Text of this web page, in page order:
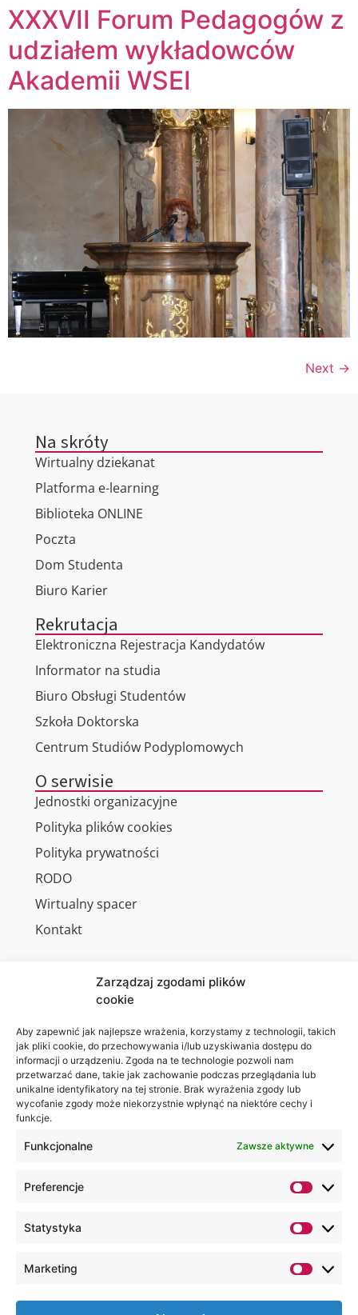
Zarządzaj zgodami plików
cookie
Aby zapewnić jak najlepsze wrażenia, korzystamy z technologii, takich
jak pliki cookie, do przechowywania i/lub uzyskiwania dostępu do
informacji o urządzeniu. Zgoda na te technologie pozwoli nam
przetwarzać dane, takie jak zachowanie podczas przeglądania lub
unikalne identyfikatory na tej stronie. Brak wyrażenia zgody lub
wycofanie zgody może niekorzystnie wpłynąć na niektóre cechy i
funkcje.
Funkcjonalne Zawsze aktywne
Preferencje
Statystyka
Marketing
XXXVII Forum Pedagogów z
udziałem wykładowców
Akademii WSEI
Next →
Na skróty
Wirtualny dziekanat
Platforma e-learning
Biblioteka ONLINE
Poczta
Dom Studenta
Biuro Karier
Rekrutacja
Elektroniczna Rejestracja Kandydatów
Informator na studia
Biuro Obsługi Studentów
Szkoła Doktorska
Centrum Studiów Podyplomowych
O serwisie
Jednostki organizacyjne
Polityka plików cookies
Polityka prywatności
RODO
Wirtualny spacer
Kontakt
Akademia
WSEI
ul.
Projektowa
4